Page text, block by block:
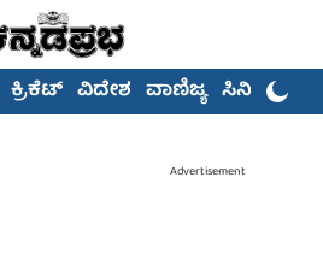
ಕ್ರಿಕೆಟ್ ವಿದೇಶ ವಾಣಿಜ್ಯ ಸಿನಿಮಾ
Advertisement